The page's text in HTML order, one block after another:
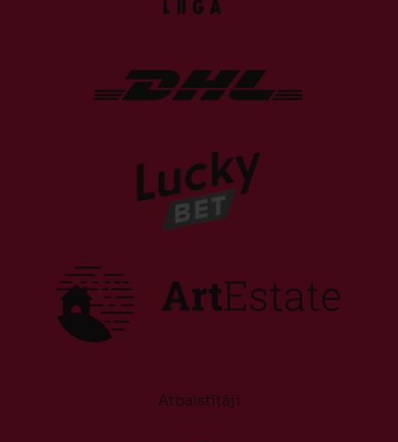
Atbalstītāji